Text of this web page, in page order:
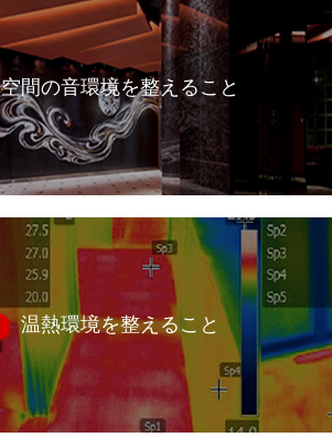
空間の音環境を整えること
温熱環境を整えること